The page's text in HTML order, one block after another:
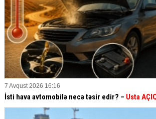
7 Avqust 2026 16:16
İsti hava avtomobilə necə təsir edir? – Usta